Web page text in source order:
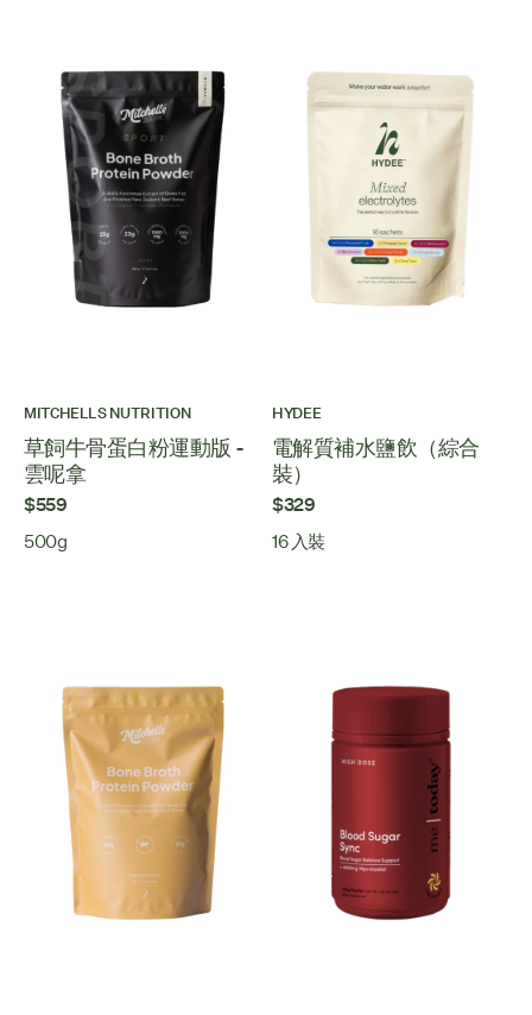
MITCHELLS NUTRITION
草飼牛骨蛋白粉運動版 -
雲呢拿
$559
500g
HYDEE
電解質補水鹽飲（綜合
裝）
$329
16 入裝